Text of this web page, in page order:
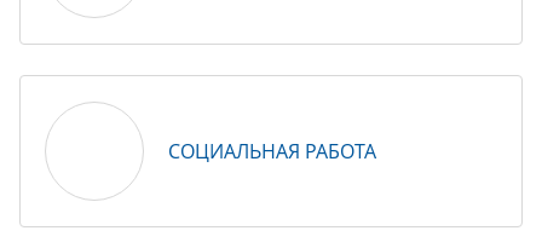
СОЦИАЛЬНАЯ РАБОТА